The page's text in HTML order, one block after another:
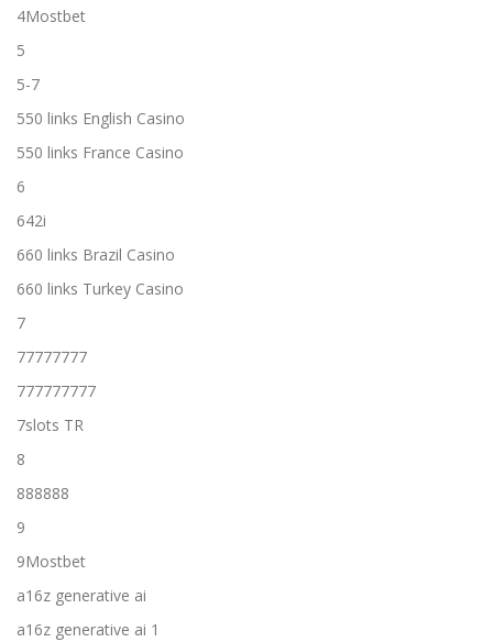
4Mostbet
5
5-7
550 links English Casino
550 links France Casino
6
642i
660 links Brazil Casino
660 links Turkey Casino
7
77777777
777777777
7slots TR
8
888888
9
9Mostbet
a16z generative ai
a16z generative ai 1